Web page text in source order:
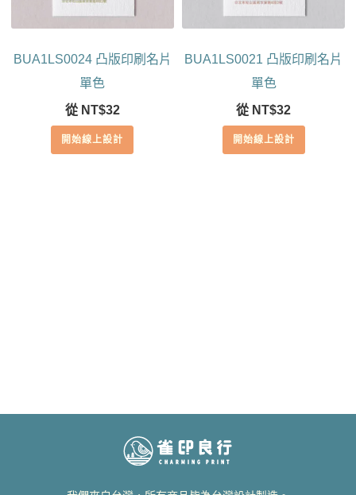
BUA1LS0024 凸版印刷名片
單色
從 NT$32
開始線上設計
BUA1LS0021 凸版印刷名片
單色
從 NT$32
開始線上設計